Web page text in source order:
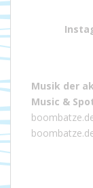
Musik der
Music &